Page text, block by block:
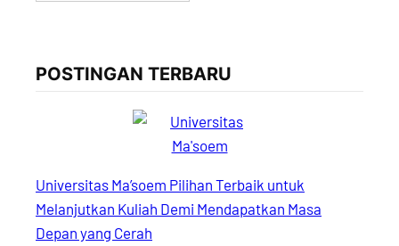
POSTINGAN TERBARU
Universitas Ma’soem Pilihan Terbaik untuk
Melanjutkan Kuliah Demi Mendapatkan Masa
Depan yang Cerah